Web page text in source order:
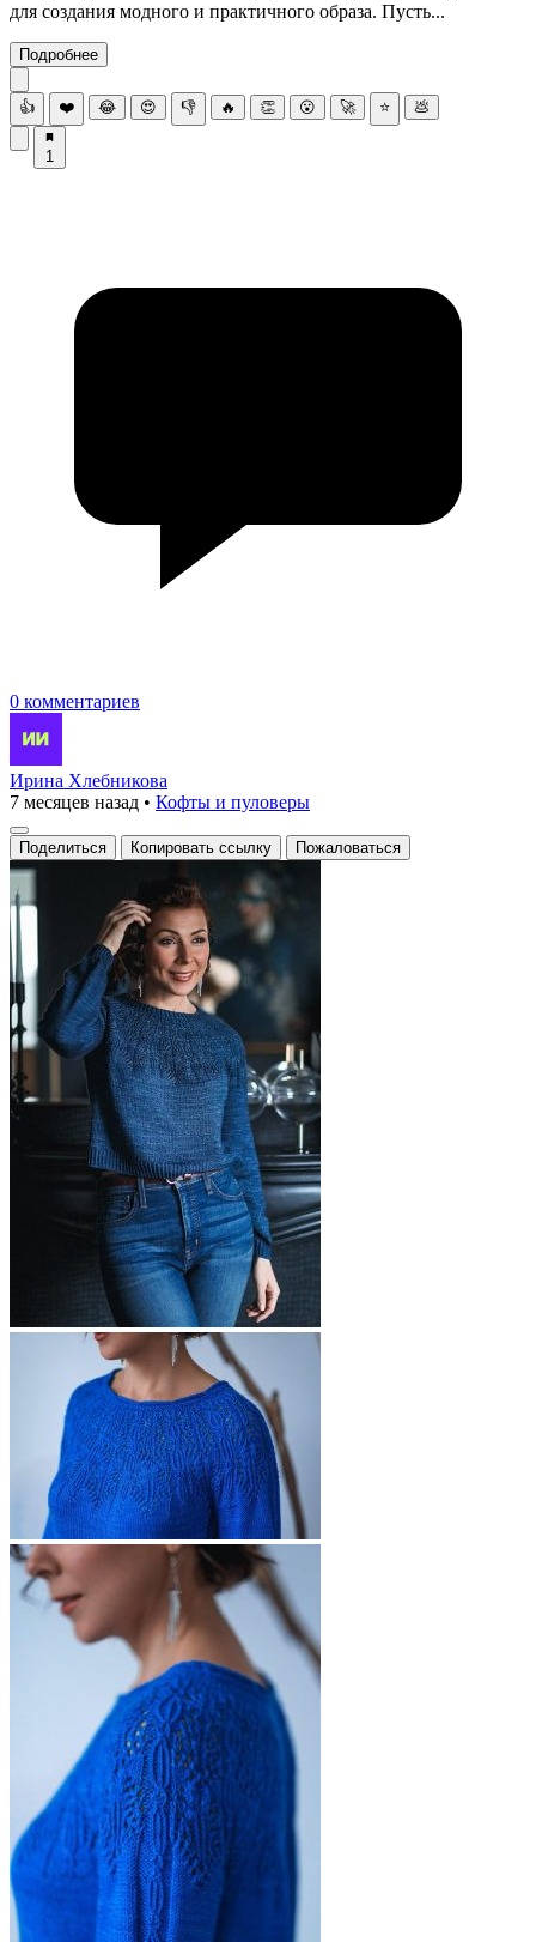
для создания модного и практичного образа. Пусть...
Подробнее
👍 ❤️ 😂 😍 👎 🔥 👏 😮 🚀 ⭐ 💩
1
0 комментариев
Ирина Хлебникова
7 месяцев назад • Кофты и пуловеры
Поделиться Копировать ссылку Пожаловаться